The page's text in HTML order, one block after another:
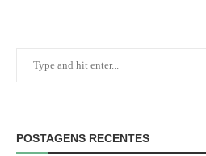
POSTAGENS RECENTES